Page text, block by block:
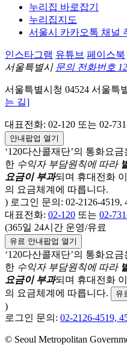
누리집 바로잡기
누리집지도
서울시 카카오톡 채널
인스타그램 유튜브 페이스북
서울특별시 문의 전화번호
서울특별시청 04524 서울특
는 길]
대표전화: 02-120 또는 02-
안내팝업 열기
‘120다산콜재단’의 통화요
한 수익자 부담원칙에 따라
요금이 부과되며 휴대전화
의 요금체계에 따릅니다.
) 로그인 문의: 02-2126-4519,
대표전화: 02-120 또는 02-
(365일 24시간 운영/유료
유료 안내팝업 열기
‘120다산콜재단’의 통화요
한 수익자 부담원칙에 따라
요금이 부과되며 휴대전화
의 요금체계에 따릅니다.
유
)
로그인 문의: 02-2126-4519,
© Seoul Metropolitan